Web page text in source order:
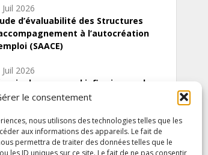
le consentement
nous utilisons des technologies telles que les
aux informations des appareils. Le fait de
permettra de traiter des données telles que le
les ID uniques sur ce site. Le fait de ne pas consentir
Juil 2026
d’évaluabilité des Structures
à l’autocréation
(SAACE)
Juil 2026
du personnel infirmier :quels
d’offre de soins pour